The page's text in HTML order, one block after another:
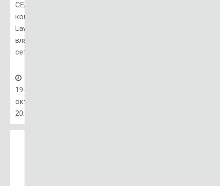
CEATEC,
компания
Lawson,
владелец
сети
...
19-
окт,
20:11